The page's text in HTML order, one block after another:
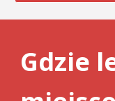
Gdzie